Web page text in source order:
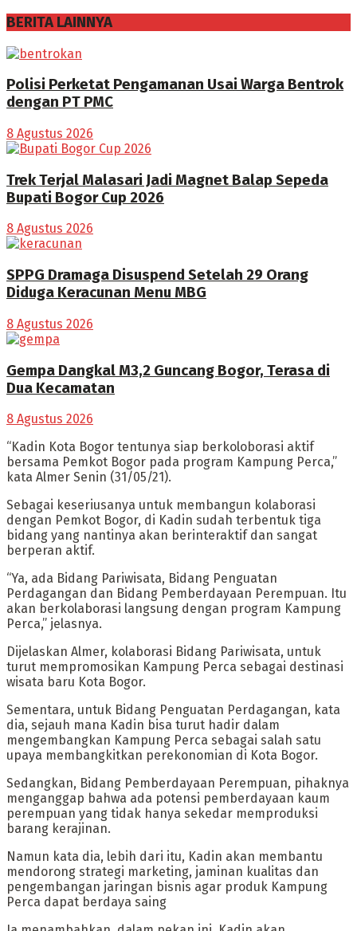
BERITA LAINNYA
Polisi Perketat Pengamanan Usai Warga Bentrok
dengan PT PMC
8 Agustus 2026
Trek Terjal Malasari Jadi Magnet Balap Sepeda
Bupati Bogor Cup 2026
8 Agustus 2026
SPPG Dramaga Disuspend Setelah 29 Orang
Diduga Keracunan Menu MBG
8 Agustus 2026
Gempa Dangkal M3,2 Guncang Bogor, Terasa di
Dua Kecamatan
8 Agustus 2026
“Kadin Kota Bogor tentunya siap berkoloborasi aktif
bersama Pemkot Bogor pada program Kampung Perca,”
kata Almer Senin (31/05/21).
Sebagai keseriusanya untuk membangun kolaborasi
dengan Pemkot Bogor, di Kadin sudah terbentuk tiga
bidang yang nantinya akan berinteraktif dan sangat
berperan aktif.
“Ya, ada Bidang Pariwisata, Bidang Penguatan
Perdagangan dan Bidang Pemberdayaan Perempuan. Itu
akan berkolaborasi langsung dengan program Kampung
Perca,” jelasnya.
Dijelaskan Almer, kolaborasi Bidang Pariwisata, untuk
turut mempromosikan Kampung Perca sebagai destinasi
wisata baru Kota Bogor.
Sementara, untuk Bidang Penguatan Perdagangan, kata
dia, sejauh mana Kadin bisa turut hadir dalam
mengembangkan Kampung Perca sebagai salah satu
upaya membangkitkan perekonomian di Kota Bogor.
Sedangkan, Bidang Pemberdayaan Perempuan, pihaknya
menganggap bahwa ada potensi pemberdayaan kaum
perempuan yang tidak hanya sekedar memproduksi
barang kerajinan.
Namun kata dia, lebih dari itu, Kadin akan membantu
mendorong strategi marketing, jaminan kualitas dan
pengembangan jaringan bisnis agar produk Kampung
Perca dapat berdaya saing